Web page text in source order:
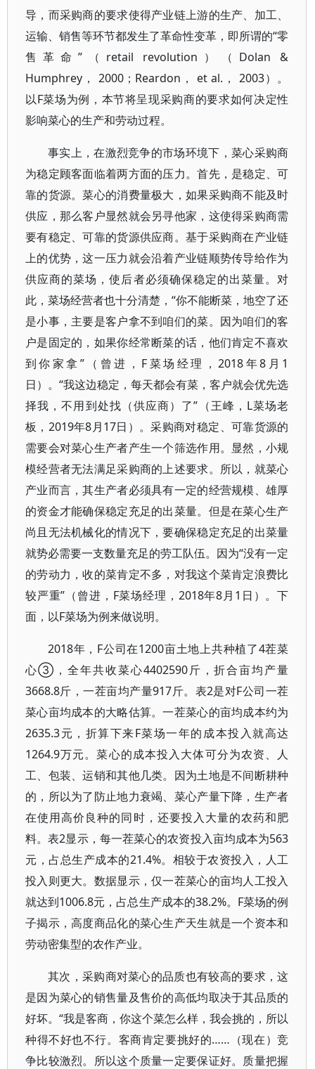
导，而采购商的要求使得产业链上游的生产、加工、
运输、销售等环节都发生了革命性变革，即所谓的“零
售革命”（retail revolution）（Dolan &
Humphrey， 2000；Reardon， et al.， 2003）。
以F菜场为例，本节将呈现采购商的要求如何决定性
影响菜心的生产和劳动过程。
事实上，在激烈竞争的市场环境下，菜心采购商
为稳定顾客面临着两方面的压力。首先，是稳定、可
靠的货源。菜心的消费量极大，如果采购商不能及时
供应，那么客户显然就会另寻他家，这使得采购商需
要有稳定、可靠的货源供应商。基于采购商在产业链
上的优势，这一压力就会沿着产业链顺势传导给作为
供应商的菜场，使后者必须确保稳定的出菜量。对
此，菜场经营者也十分清楚，“你不能断菜，地空了还
是小事，主要是客户拿不到咱们的菜。因为咱们的客
户是固定的，如果你经常断菜的话，他们肯定不喜欢
到你家拿”（曾进，F菜场经理，2018年8月1
日）。“我这边稳定，每天都会有菜，客户就会优先选
择我，不用到处找（供应商）了”（王峰，L菜场老
板，2019年8月17日）。采购商对稳定、可靠货源的
需要会对菜心生产者产生一个筛选作用。显然，小规
模经营者无法满足采购商的上述要求。所以，就菜心
产业而言，其生产者必须具有一定的经营规模、雄厚
的资金才能确保稳定充足的出菜量。但是在菜心生产
尚且无法机械化的情况下，要确保稳定充足的出菜量
就势必需要一支数量充足的劳工队伍。因为“没有一定
的劳动力，收的菜肯定不多，对我这个菜肯定浪费比
较严重”（曾进，F菜场经理，2018年8月1日）。下
面，以F菜场为例来做说明。
2018年，F公司在1200亩土地上共种植了4茬菜
心③，全年共收菜心4402590斤，折合亩均产量
3668.8斤，一茬亩均产量917斤。表2是对F公司一茬
菜心亩均成本的大略估算。一茬菜心的亩均成本约为
2635.3元，折算下来F菜场一年的成本投入就高达
1264.9万元。菜心的成本投入大体可分为农资、人
工、包装、运销和其他几类。因为土地是不间断耕种
的，所以为了防止地力衰竭、菜心产量下降，生产者
在使用高价良种的同时，还要投入大量的农药和肥
料。表2显示，每一茬菜心的农资投入亩均成本为563
元，占总生产成本的21.4%。相较于农资投入，人工
投入则更大。数据显示，仅一茬菜心的亩均人工投入
就达到1006.8元，占总生产成本的38.2%。F菜场的例
子揭示，高度商品化的菜心生产天生就是一个资本和
劳动密集型的农作产业。
其次，采购商对菜心的品质也有较高的要求，这
是因为菜心的销售量及售价的高低均取决于其品质的
好坏。“我是客商，你这个菜怎么样，我会挑的，所以
种得不好也不行。客商肯定要挑好的……（现在）竞
争比较激烈。所以这个质量一定要保证好。质量把握